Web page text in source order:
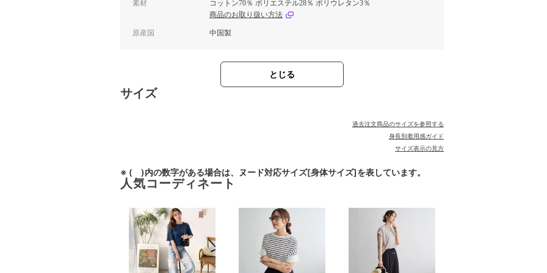
素材
コットン70％ ポリエステル28％ ポリウレタン3％
商品のお取り扱い方法
原産国 中国製
とじる
サイズ
過去注文商品のサイズを参照する
身長別着用感ガイド
サイズ表示の見方
※ ( )内の数字がある場合は、ヌード対応サイズ[身体サイズ]を表しています。
人気コーディネート